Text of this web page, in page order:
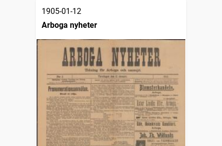
1905-01-12
Arboga nyheter